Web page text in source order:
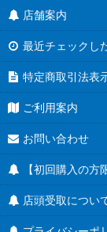
店舗案内
最近チェックし
特定商取引法表
ご利用案内
お問い合わせ
【初回購入の
店頭受取につい